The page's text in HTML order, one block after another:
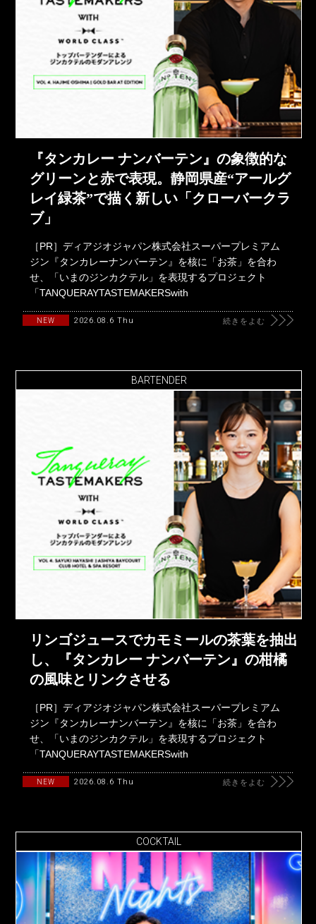
『タンカレー ナンバーテン』の象徴的な
グリーンと赤で表現。静岡県産“アールグ
レイ緑茶”で描く新しい「クローバークラ
ブ」
［PR］ディアジオジャパン株式会社スーパープレミアム
ジン『タンカレーナンバーテン』を核に「お茶」を合わ
せ、「いまのジンカクテル」を表現するプロジェクト
「TANQUERAYTASTEMAKERSwith
NEW 2026.08.6 Thu 続きをよむ
BARTENDER
リンゴジュースでカモミールの茶葉を抽出
し、『タンカレー ナンバーテン』の柑橘
の風味とリンクさせる
［PR］ディアジオジャパン株式会社スーパープレミアム
ジン『タンカレーナンバーテン』を核に「お茶」を合わ
せ、「いまのジンカクテル」を表現するプロジェクト
「TANQUERAYTASTEMAKERSwith
NEW 2026.08.6 Thu 続きをよむ
COCKTAIL